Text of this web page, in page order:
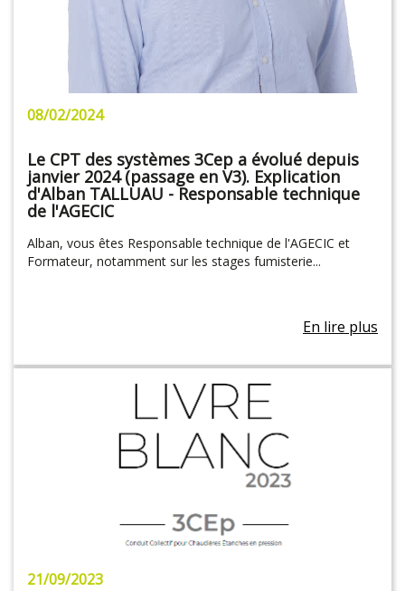
08/02/2024
Le CPT des systèmes 3Cep a évolué depuis
janvier 2024 (passage en V3). Explication
d'Alban TALLUAU - Responsable technique
de l'AGECIC
Alban, vous êtes Responsable technique de l'AGECIC et
Formateur, notamment sur les stages fumisterie...
En lire plus
21/09/2023